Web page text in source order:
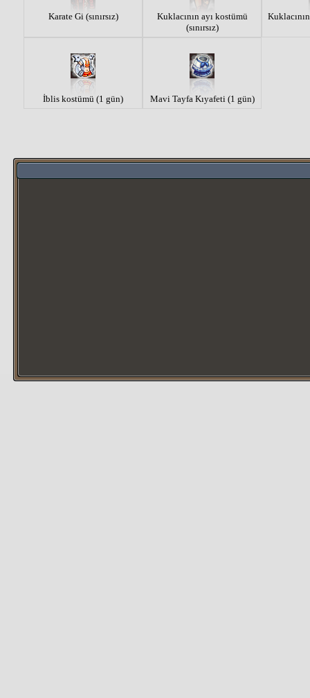
Karate Gi (sınırsız)
Kuklacının ayı kostümü
(sınırsız)
İblis kostümü (1 gün) Mavi Tayfa Kıyafeti (1 gün)